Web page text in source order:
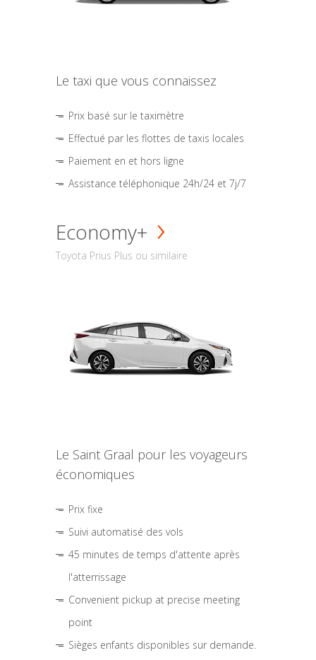
Le taxi que vous connaissez
Prix basé sur le taximètre
Effectué par les flottes de taxis locales
Paiement en et hors ligne
Assistance téléphonique 24h/24 et 7j/7
Economy+
Toyota Prius Plus ou similaire
Le Saint Graal pour les voyageurs
économiques
Prix fixe
Suivi automatisé des vols
45 minutes de temps d'attente après
l'atterrissage
Convenient pickup at precise meeting
point
Sièges enfants disponibles sur demande.